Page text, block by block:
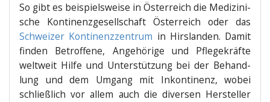
So gibt es bei­spiels­wei­se in Öster­reich die Medi­zi­ni­
sche Kon­ti­nenz­ge­sell­schaft Öster­reich oder das
Schwei­zer Kon­ti­nenz­zen­trum in Hirs­lan­den. Damit
fin­den Betrof­fe­ne, Ange­hö­ri­ge und Pfle­ge­kräf­te
welt­weit Hil­fe und Unter­stüt­zung bei der Behand­
lung und dem Umgang mit Inkon­ti­nenz, wobei
schließ­lich vor allem auch die diver­sen Her­stel­ler